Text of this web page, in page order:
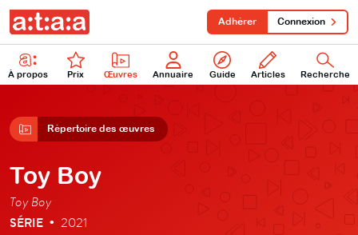
À propos Prix Œuvres Annuaire Guide Articles Recherche
Adhérer Connexion
Répertoire des œuvres
Toy Boy
Toy Boy
SÉRIE • 2021